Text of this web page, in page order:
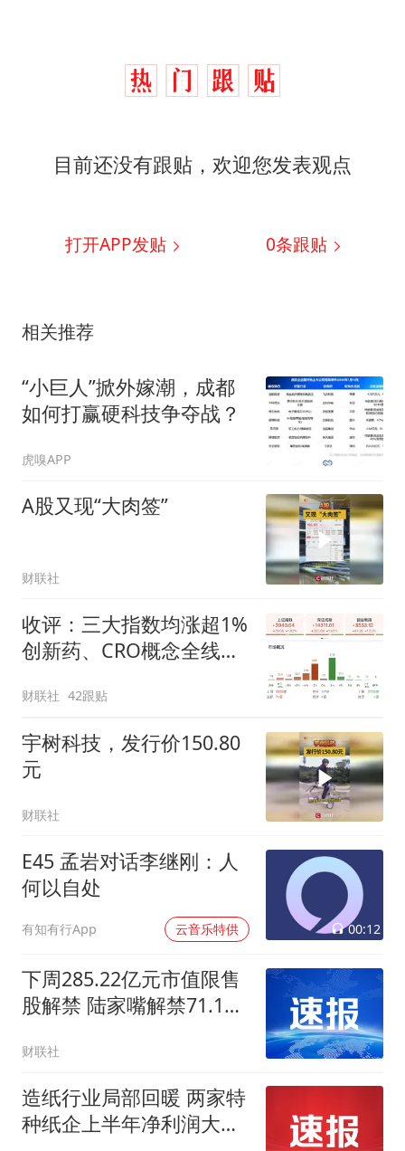
目前还没有跟贴，欢迎您发表观点
打开APP发贴 0条跟贴
相关推荐
“小巨人”掀外嫁潮，成都
如何打赢硬科技争夺战？
虎嗅APP
A股又现“大肉签”
财联社
收评：三大指数均涨超1%
创新药、CRO概念全线走
财联社 42跟贴
宇树科技，发行价150.80
元
财联社
E45 孟岩对话李继刚：人
何以自处
有知有行App 云音乐特供 00:12
下周285.22亿元市值限售
股解禁 陆家嘴解禁71.1亿
财联社
造纸行业局部回暖 两家特
种纸企上半年净利润大幅